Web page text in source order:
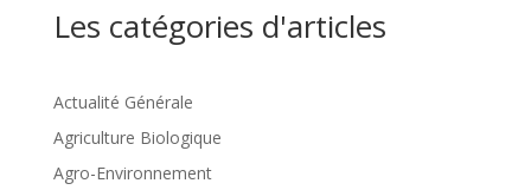
Les catégories d'articles
Actualité Générale
Agriculture Biologique
Agro-Environnement